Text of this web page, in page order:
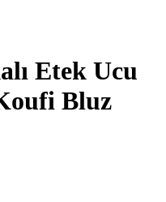
Etek Ucu
Bluz